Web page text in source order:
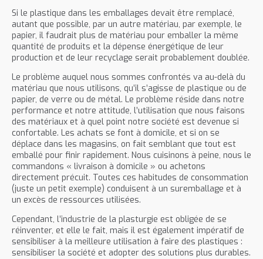
Si le plastique dans les emballages devait être remplacé,
autant que possible, par un autre matériau, par exemple, le
papier, il faudrait plus de matériau pour emballer la même
quantité de produits et la dépense énergétique de leur
production et de leur recyclage serait probablement doublée.
Le problème auquel nous sommes confrontés va au-delà du
matériau que nous utilisons, qu’il s’agisse de plastique ou de
papier, de verre ou de métal. Le problème réside dans notre
performance et notre attitude, l’utilisation que nous faisons
des matériaux et à quel point notre société est devenue si
confortable. Les achats se font à domicile, et si on se
déplace dans les magasins, on fait semblant que tout est
emballé pour finir rapidement. Nous cuisinons à peine, nous le
commandons « livraison à domicile » ou achetons
directement précuit. Toutes ces habitudes de consommation
(juste un petit exemple) conduisent à un suremballage et à
un excès de ressources utilisées.
Cependant, l’industrie de la plasturgie est obligée de se
réinventer, et elle le fait, mais il est également impératif de
sensibiliser à la meilleure utilisation à faire des plastiques :
sensibiliser la société et adopter des solutions plus durables.